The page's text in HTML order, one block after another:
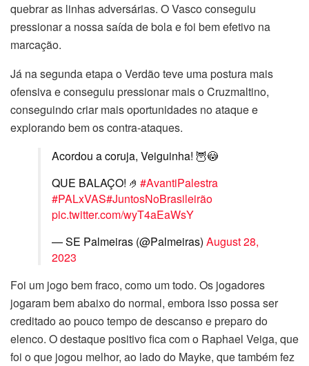
quebrar as linhas adversárias. O Vasco conseguiu
pressionar a nossa saída de bola e foi bem efetivo na
marcação.
Já na segunda etapa o Verdão teve uma postura mais
ofensiva e conseguiu pressionar mais o Cruzmaltino,
conseguindo criar mais oportunidades no ataque e
explorando bem os contra-ataques.
Acordou a coruja, Veiguinha! 🦉😳
QUE BALAÇO! 🤌 #AvantiPalestra
#PALxVAS#JuntosNoBrasileirão
pic.twitter.com/wyT4aEaWsY
— SE Palmeiras (@Palmeiras) August 28,
2023
Foi um jogo bem fraco, como um todo. Os jogadores
jogaram bem abaixo do normal, embora isso possa ser
creditado ao pouco tempo de descanso e preparo do
elenco. O destaque positivo fica com o Raphael Veiga, que
foi o que jogou melhor, ao lado do Mayke, que também fez